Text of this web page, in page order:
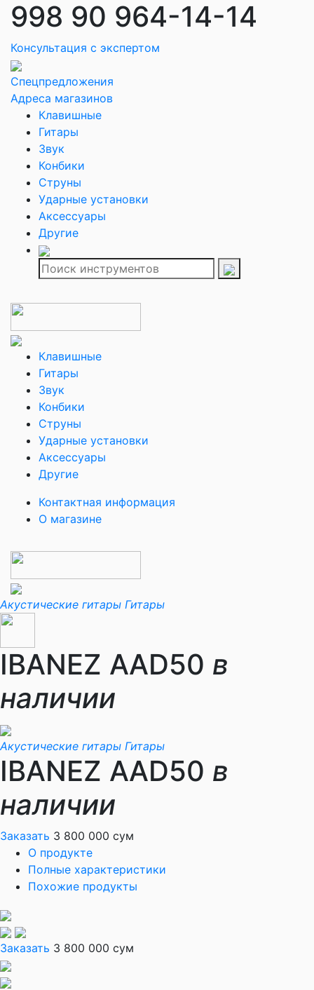
998 90 964-14-14
Консультация с экспертом
Спецпредложения
Адреса магазинов
Клавишные
Гитары
Звук
Конбики
Струны
Ударные установки
Аксессуары
Другие
Клавишные
Гитары
Звук
Конбики
Струны
Ударные установки
Аксессуары
Другие
Контактная информация
О магазине
Акустические гитары Гитары
IBANEZ AAD50 в
наличии
Акустические гитары Гитары
IBANEZ AAD50 в
наличии
Заказать 3 800 000 сум
О продукте
Полные характеристики
Похожие продукты
Заказать 3 800 000 сум